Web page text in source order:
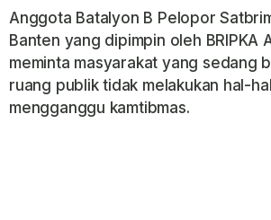
Anggota Batalyon B Pelopor
Banten yang dipimpin oleh BRIPKA
meminta masyarakat yang sedang
ruang publik tidak melakukan hal-
mengganggu kamtibmas.